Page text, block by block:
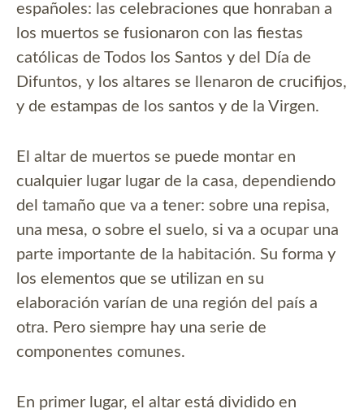
españoles: las celebraciones que honraban a
los muertos se fusionaron con las fiestas
católicas de Todos los Santos y del Día de
Difuntos, y los altares se llenaron de crucifijos,
y de estampas de los santos y de la Virgen.
El altar de muertos se puede montar en
cualquier lugar lugar de la casa, dependiendo
del tamaño que va a tener: sobre una repisa,
una mesa, o sobre el suelo, si va a ocupar una
parte importante de la habitación. Su forma y
los elementos que se utilizan en su
elaboración varían de una región del país a
otra. Pero siempre hay una serie de
componentes comunes.
En primer lugar, el altar está dividido en